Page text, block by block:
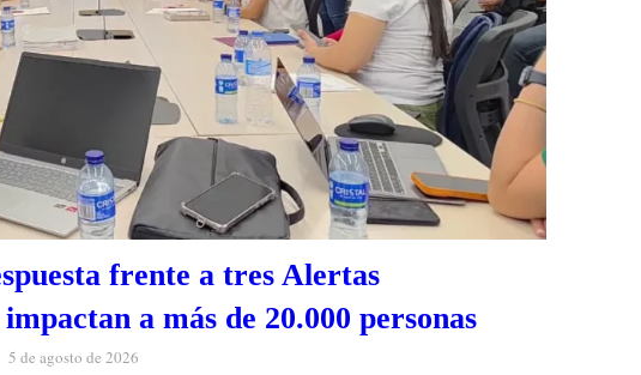
frente a tres Alertas
a más de 20.000 personas
5 de agosto de 2026